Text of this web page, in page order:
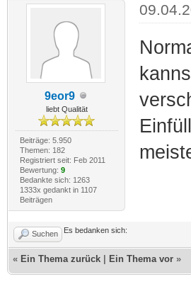
9eor9
liebt Qualität
Beiträge: 5.950
Themen: 182
Registriert seit: Feb 2011
Bewertung: 9
Bedankte sich: 1263
1333x gedankt in 1107
Beiträgen
Suchen Es bedanken sich:
« Ein Thema zurück Ein Thema vor »